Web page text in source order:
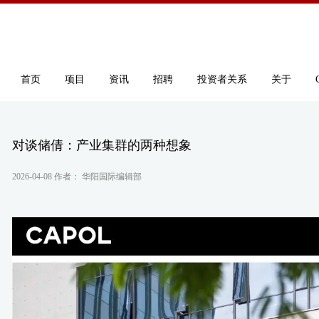
首页 项目 资讯 招聘 投资者关系 关于
对谈储倩：产业集群的两种想象
2026-04-08 作者： 华阳国际编辑部